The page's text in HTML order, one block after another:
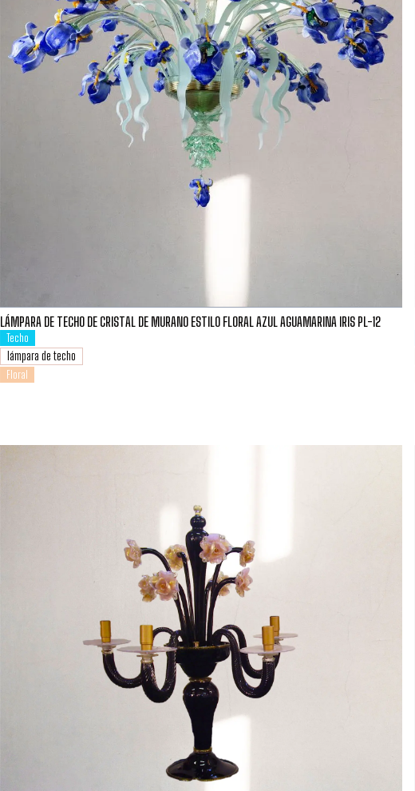
LÁMPARA DE TECHO DE CRISTAL DE MURANO ESTILO FLORAL AZUL AGUAMARINA IRIS PL-12
Techo
lámpara de techo
Floral